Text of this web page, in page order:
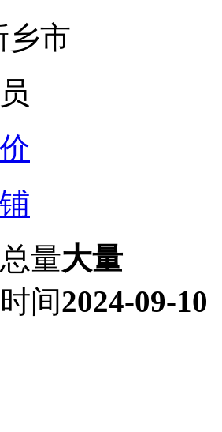
乡市
量大量
间2024-09-10